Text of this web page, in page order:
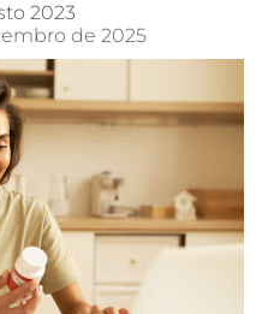
2023
de 2025